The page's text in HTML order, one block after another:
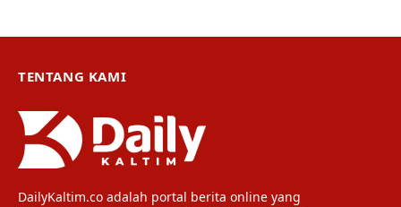
TENTANG KAMI
DailyKaltim.co adalah portal berita online yang